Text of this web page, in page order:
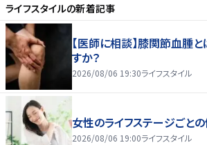
ライフスタイルの新着記事
【医師に相談】膝関節血腫
すか？
2026/08/06 19:30ライフスタイル
女性のライフステージごと
2026/08/06 19:00ライフスタイル